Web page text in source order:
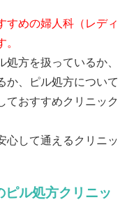
すめの婦人科（レディ
。
方を扱っているか、
か、ピル処方について
ておすすめクリニック
心して通えるクリニッ
ピル処方クリニッ